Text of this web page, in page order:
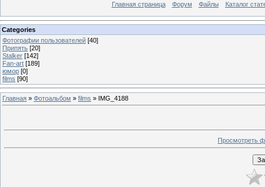
Главная страница Форум Файлы Каталог
Categories
Фотографии пользователей [40]
Припять [20]
Stalker [142]
Fan-art [189]
юмор [0]
films [90]
Главная » Фотоальбом » films » IMG_4188
Просмотреть